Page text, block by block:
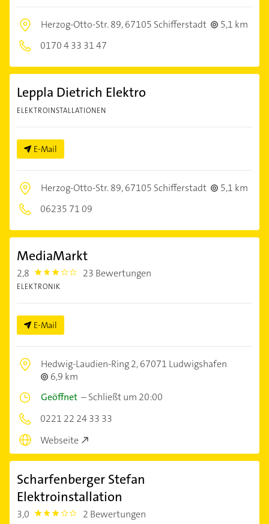
Herzog-Otto-Str. 89,67105 Schifferstadt
5,1 km
0170 4 33 31 47
Leppla Dietrich Elektro
ELEKTROINSTALLATIONEN
E-Mail
Herzog-Otto-Str. 89,67105 Schifferstadt
5,1 km
06235 71 09
MediaMarkt
2,8 2.8 23 Bewertungen
ELEKTRONIK
E-Mail
Hedwig-Laudien-Ring 2,67071 Ludwigshafen
6,9 km
Geöffnet –Schließt um 20:00
0221 22 24 33 33
Webseite
Scharfenberger Stefan
Elektroinstallation
3,0 3.0 2 Bewertungen